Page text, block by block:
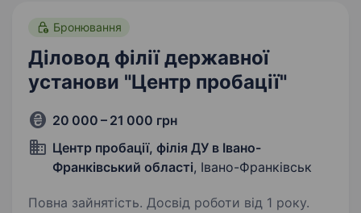
Бронювання
Діловод філії державної
установи "Центр пробації"
20 000 – 21 000 грн
Центр пробації, філія ДУ в Івано-
Франківський області, Івано-Франківськ
Повна зайнятість. Досвід роботи від 1 року.